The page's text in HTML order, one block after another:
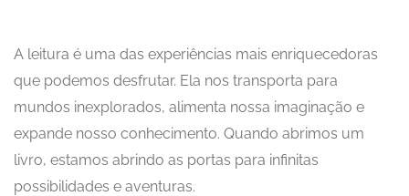
A leitura é uma das experiências mais enriquecedoras
que podemos desfrutar. Ela nos transporta para
mundos inexplorados, alimenta nossa imaginação e
expande nosso conhecimento. Quando abrimos um
livro, estamos abrindo as portas para infinitas
possibilidades e aventuras.